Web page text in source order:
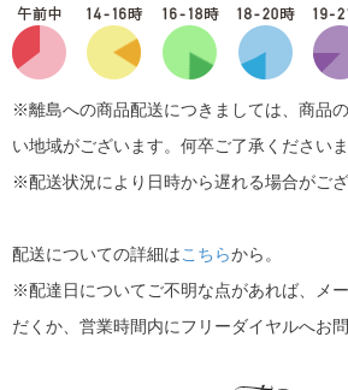
※離島への商品配送につきましては、商品
い地域がございます。何卒ご了承くださいま
※配送状況により日時から遅れる場合がござ
配送についての詳細はこちらから。
※配達日についてご不明な点があれば、メ
だくか、営業時間内にフリーダイヤルへお